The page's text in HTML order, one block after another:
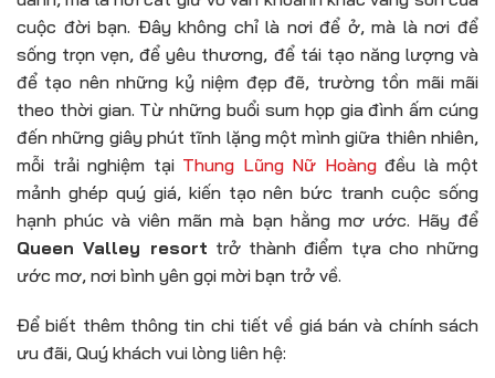
cuộc đời bạn. Đây không chỉ là nơi để ở, mà là nơi để
sống trọn vẹn, để yêu thương, để tái tạo năng lượng và
để tạo nên những kỷ niệm đẹp đẽ, trường tồn mãi mãi
theo thời gian. Từ những buổi sum họp gia đình ấm cúng
đến những giây phút tĩnh lặng một mình giữa thiên nhiên,
mỗi trải nghiệm tại Thung Lũng Nữ Hoàngđều là một
mảnh ghép quý giá, kiến tạo nên bức tranh cuộc sống
hạnh phúc và viên mãn mà bạn hằng mơ ước. Hãy để
Queen Valley resort trở thành điểm tựa cho những
ước mơ, nơi bình yên gọi mời bạn trở về.
Để biết thêm thông tin chi tiết về giá bán và chính sách
ưu đãi, Quý khách vui lòng liên hệ: